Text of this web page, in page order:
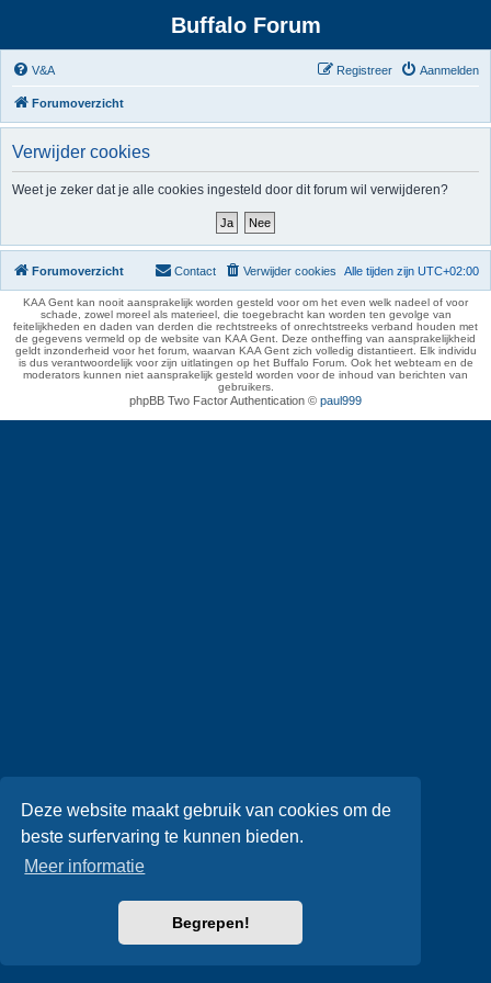
Deze website maakt gebruik van cookies om de
beste surfervaring te kunnen bieden.
Meer informatie
Begrepen!
Buffalo Forum
V&A Aanmelden
Registreer
Forumoverzicht
Verwijder cookies
Weet je zeker dat je alle cookies ingesteld door dit forum wil verwijderen?
Forumoverzicht Alle tijden zijn UTC+02:00
Verwijder cookies
Contact
KAA Gent kan nooit aansprakelijk worden gesteld voor om het even welk nadeel of voor
schade, zowel moreel als materieel, die toegebracht kan worden ten gevolge van
feitelijkheden en daden van derden die rechtstreeks of onrechtstreeks verband houden met
de gegevens vermeld op de website van KAA Gent. Deze ontheffing van aansprakelijkheid
geldt inzonderheid voor het forum, waarvan KAA Gent zich volledig distantieert. Elk individu
is dus verantwoordelijk voor zijn uitlatingen op het Buffalo Forum. Ook het webteam en de
moderators kunnen niet aansprakelijk gesteld worden voor de inhoud van berichten van
gebruikers.
phpBB Two Factor Authentication © paul999